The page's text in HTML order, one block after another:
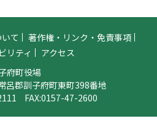
て
著作権・リンク・免責事項
リティ
アクセス
府町役場
呂郡訓子府町東町398番地
FAX:0157-47-2600